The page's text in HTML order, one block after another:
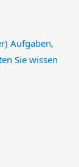
Aufgaben,
Sie wissen